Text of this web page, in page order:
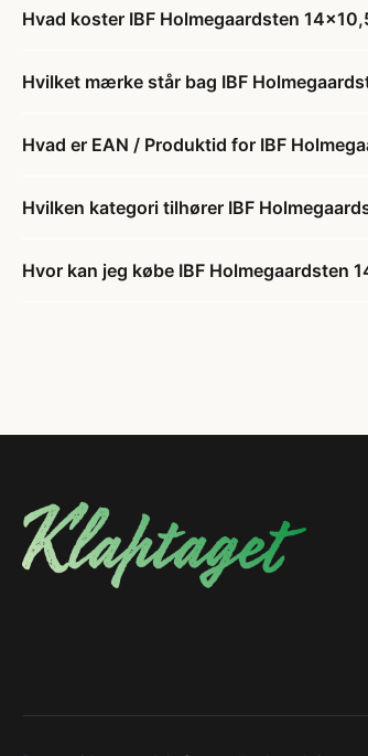
Hvad koster IBF Holmegaardsten
Hvilket mærke står bag IBF
Hvad er EAN / Produktid for IBF
Hvilken kategori tilhører IBF
Hvor kan jeg købe IBF Holmegaardsten